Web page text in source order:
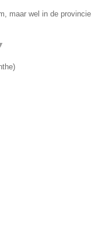
maar wel in de provincie
)